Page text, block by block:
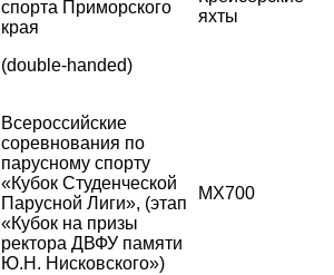
спорта Приморского
края
(double-handed)
яхты
Всероссийские
соревнования по
парусному спорту
«Кубок Студенческой
Парусной Лиги», (этап
«Кубок на призы
ректора ДВФУ памяти
Ю.Н. Нисковского»)
MX700